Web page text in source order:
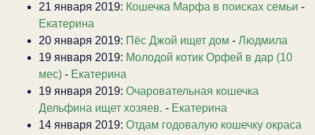
21 января 2019: Кошечка Марфа в поисках семьи -
Екатерина
20 января 2019: Пёс Джой ищет дом - Людмила
19 января 2019: Молодой котик Орфей в дар (10
мес) - Екатерина
19 января 2019: Очаровательная кошечка
Дельфина ищет хозяев. - Екатерина
14 января 2019: Отдам годовалую кошечку окраса